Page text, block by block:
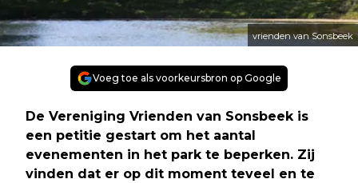
vrienden van Sonsbeek
Voeg toe als voorkeursbron op Google
De Vereniging Vrienden van Sonsbeek is
een petitie gestart om het aantal
evenementen in het park te beperken. Zij
vinden dat er op dit moment teveel en te